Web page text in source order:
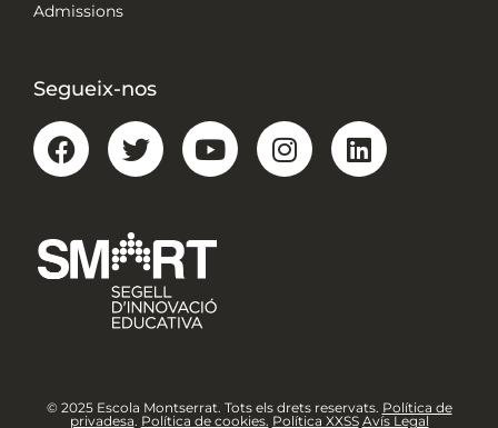
Admissions
Segueix-nos
© 2025 Escola Montserrat. Tots els drets reservats. Política de
privadesa. Política de cookies. Política XXSS Avís Legal